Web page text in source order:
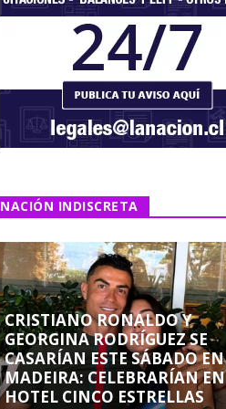
NACIÓN INDISCRETA
CRISTIANO RONALDO Y
GEORGINA RODRÍGUEZ SE
CASARÍAN ESTE SÁBADO EN
MADEIRA: CELEBRARÍAN EN
HOTEL CINCO ESTRELLAS